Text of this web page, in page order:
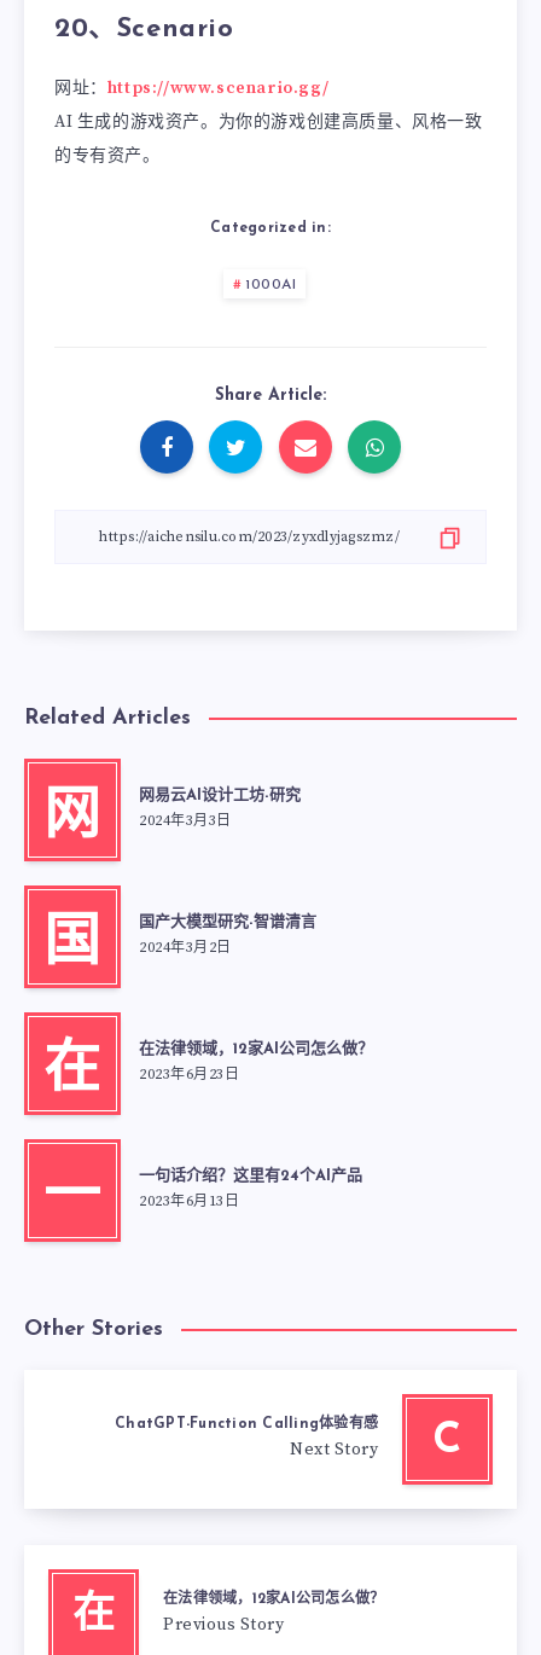
20、Scenario
网址： https://www.scenario.gg/
AI 生成的游戏资产。为你的游戏创建高质量、风格一致
的专有资产。
Categorized in:
1000AI
Share Article:
Related Articles
网 网易云AI设计工坊-研究
2024年3月3日
国 国产大模型研究-智谱清言
2024年3月2日
在 在法律领域，12家AI公司怎么做？
2023年6月23日
一 一句话介绍？这里有24个AI产品
2023年6月13日
Other Stories
C
ChatGPT-Function Calling体验有感
Next Story
在 在法律领域，12家AI公司怎么做？
Previous Story